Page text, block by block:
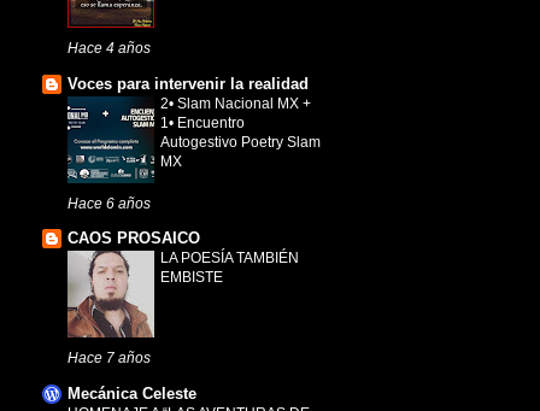
Hace 4 años
Voces para intervenir la realidad
2• Slam Nacional MX +
1• Encuentro
Autogestivo Poetry Slam
MX
Hace 6 años
CAOS PROSAICO
LA POESÍA TAMBIÉN
EMBISTE
Hace 7 años
Mecánica Celeste